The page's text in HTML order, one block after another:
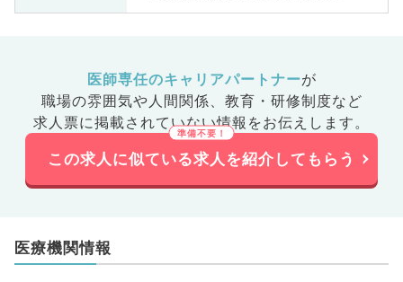
医師専任のキャリアパートナーが
職場の雰囲気や人間関係、 教育・研修制度など
求人票に掲載されていない情報をお伝えします。
この求人に似ている求人を紹介してもらう
医療機関情報